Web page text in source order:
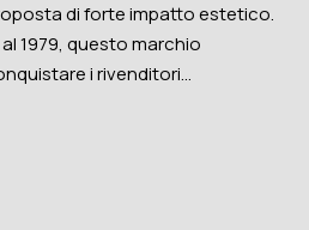
di forte impatto estetico.
1979, questo marchio
i rivenditori…